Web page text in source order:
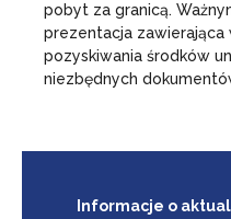
pobyt za granicą.
prezentacja
pozyskiwania środków
niezbędnych
Informacje o